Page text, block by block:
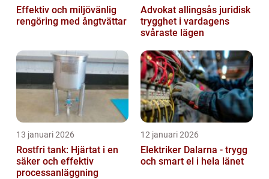
Effektiv och miljövänlig
rengöring med ångtvättar
Advokat allingsås juridisk
trygghet i vardagens
svåraste lägen
13 januari 2026
Rostfri tank: Hjärtat i en
säker och effektiv
processanläggning
12 januari 2026
Elektriker Dalarna - trygg
och smart el i hela länet